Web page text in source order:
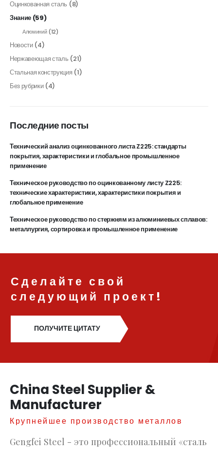
Оцинкованная сталь (8)
Знание (59)
Алюминий(12)
Новости(4)
Нержавеющая сталь (21)
Стальная конструкция (1)
Без рубрики(4)
Последние посты
Технический анализ оцинкованного листа Z225: стандарты
покрытия, характеристики и глобальное промышленное
применение
Техническое руководство по оцинкованному листу Z225:
технические характеристики, характеристики покрытия и
глобальное применение
Техническое руководство по стержням из алюминиевых сплавов:
металлургия, сортировка и промышленное применение
Сделайте свой
следующий проект!
ПОЛУЧИТЕ ЦИТАТУ
China Steel Supplier &
Manufacturer
Крупнейшее производство металлов
Gengfei Steel - это профессиональный «сталь